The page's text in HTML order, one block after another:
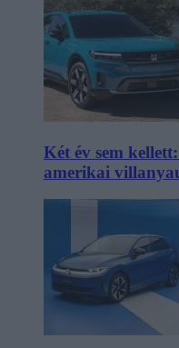
Két év sem
amerikai